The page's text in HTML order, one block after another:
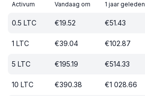
Activum Vandaag om 1 jaar geleden
0.5 LTC €19.52 €51.43
1 LTC €39.04 €102.87
5 LTC €195.19 €514.33
10 LTC €390.38 €1 028.66